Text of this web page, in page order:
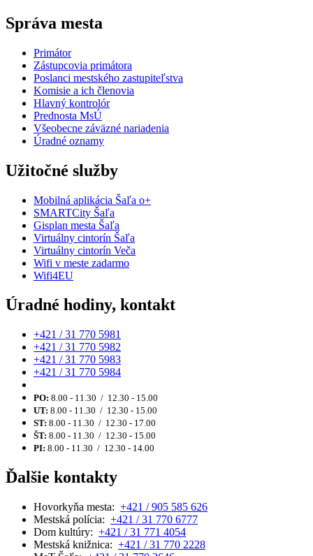
Správa mesta
Primátor
Zástupcovia primátora
Poslanci mestského zastupiteľstva
Komisie a ich členovia
Hlavný kontrolór
Prednosta MsÚ
Všeobecne záväzné nariadenia
Úradné oznamy
Užitočné služby
Mobilná aplikácia Šaľa o+
SMARTCity Šaľa
Gisplan mesta Šaľa
Virtuálny cintorín Šaľa
Virtuálny cintorín Veča
Wifi v meste zadarmo
Wifi4EU
Úradné hodiny, kontakt
+421 / 31 770 5981
+421 / 31 770 5982
+421 / 31 770 5983
+421 / 31 770 5984
PO: 8.00 - 11.30 / 12.30 - 15.00
UT: 8.00 - 11.30 / 12.30 - 15.00
ST: 8.00 - 11.30 / 12.30 - 17.00
ŠT: 8.00 - 11.30 / 12.30 - 15.00
PI: 8.00 - 11.30 / 12.30 - 14.00
Ďalšie kontakty
Hovorkyňa mesta: +421 / 905 585 626
Mestská polícia: +421 / 31 770 6777
Dom kultúry: +421 / 31 771 4054
Mestská knižnica: +421 / 31 770 2228